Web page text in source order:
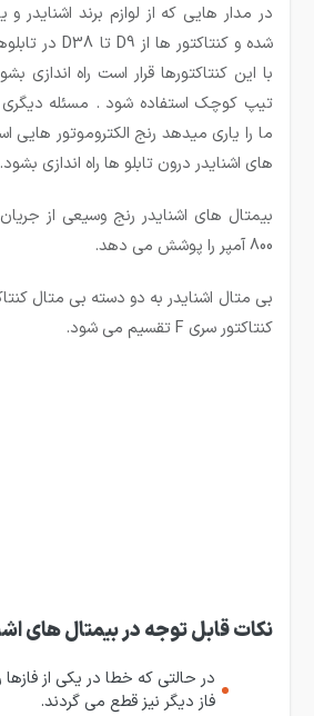
در مدار هایی که از لوازم برند اشنایدر و
شده و کنتاکتور ها از D9 تا D38در
با این کنتاکتورها قرار است راه اندازی
تیپ کوچک استفاده شود . مسئله دیگری
ما را یاری میدهد رنج الکتروموتور هایی
های اشنایدر درون تابلو ها راه اندازی بشود.
800 آمپر را پوشش می دهد.
کنتاکتور سری F تقسیم می شود.
نکات قابل توجه در بیمتال های
در حالتی که خطا در یکی از
فاز دیگر نیز قطع می گردند.